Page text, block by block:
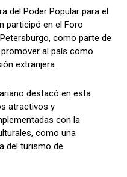
del Poder Popular para el
participó en el Foro
como parte de
al país como
extranjera.
destacó en esta
atractivos y
con la
como una
del turismo de